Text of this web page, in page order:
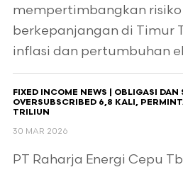
mempertimbangkan
berkepanjangan di Timur
inflasi dan pertumbuhan
FIXED INCOME NEWS | OBLIGASI DAN
OVERSUBSCRIBED 6,8 KALI,
TRILIUN
30 MAR 2026
PT Raharja Energi Cepu